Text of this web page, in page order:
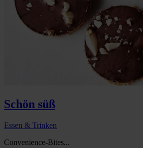
Schön süß
Essen & Trinken
Convenience-Bites...